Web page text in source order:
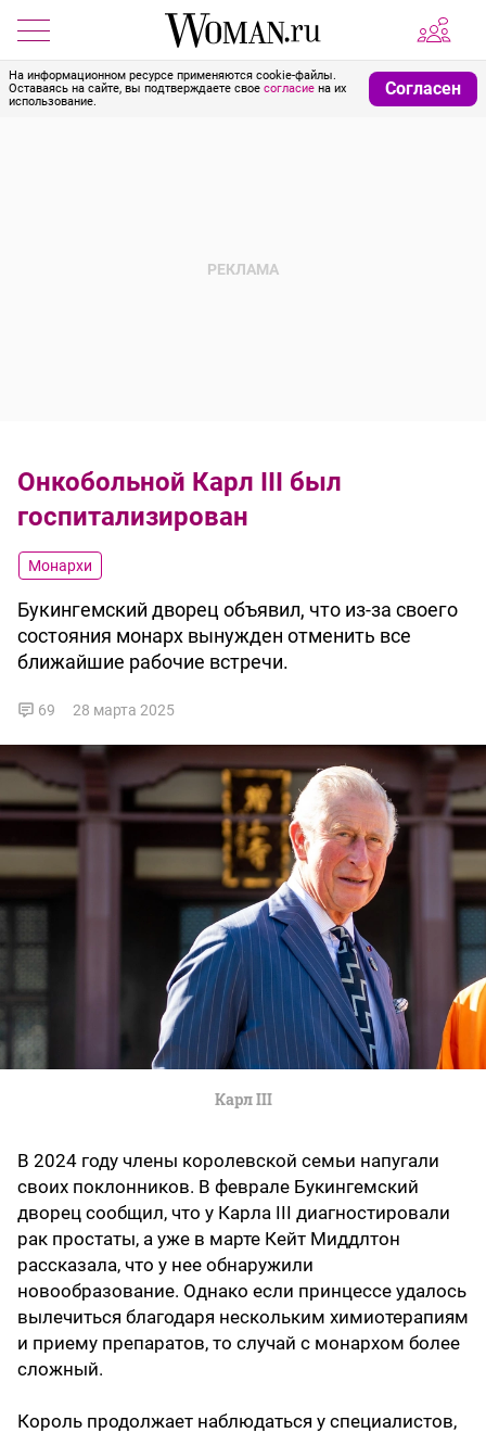
На информационном ресурсе применяются cookie-файлы.
Оставаясь на сайте, вы подтверждаете свое согласие на их
использование.
Согласен
Онкобольной Карл III был
госпитализирован
Монархи
Букингемский дворец объявил, что из-за своего
состояния монарх вынужден отменить все
ближайшие рабочие встречи.
69 28 марта 2025
Карл III
В 2024 году члены королевской семьи напугали
своих поклонников. В феврале Букингемский
дворец сообщил, что у Карла III диагностировали
рак простаты, а уже в марте Кейт Миддлтон
рассказала, что у нее обнаружили
новообразование. Однако если принцессе удалось
вылечиться благодаря нескольким химиотерапиям
и приему препаратов, то случай с монархом более
сложный.
Король продолжает наблюдаться у специалистов,